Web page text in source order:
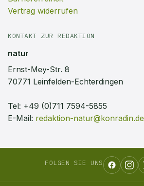
Vertrag widerrufen
KONTAKT ZUR REDAKTION
natur
Ernst-Mey-Str. 8
70771 Leinfelden-Echterdingen
Tel: +49 (0)711 7594-5855
E-Mail: redaktion-natur@konradin.de
FOLGEN SIE UNS